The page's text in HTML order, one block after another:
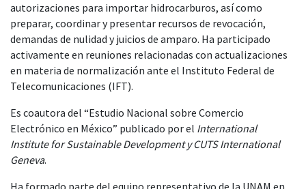
autorizaciones para importar hidrocarburos, así como
preparar, coordinar y presentar recursos de revocación,
demandas de nulidad y juicios de amparo. Ha participado
activamente en reuniones relacionadas con actualizaciones
en materia de normalización ante el Instituto Federal de
Telecomunicaciones (IFT).
Es coautora del “Estudio Nacional sobre Comercio
Electrónico en México” publicado por el International
Institute for Sustainable Development y CUTS International
Geneva.